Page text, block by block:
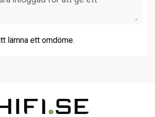
lämna ett omdöme.